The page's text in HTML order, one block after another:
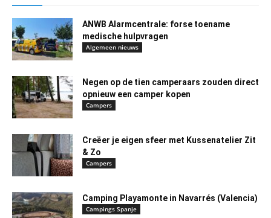
ANWB Alarmcentrale: forse toename
medische hulpvragen
Algemeen nieuws
Negen op de tien camperaars zouden direct
opnieuw een camper kopen
Campers
Creëer je eigen sfeer met Kussenatelier Zit
& Zo
Campers
Camping Playamonte in Navarrés (Valencia)
Campings Spanje